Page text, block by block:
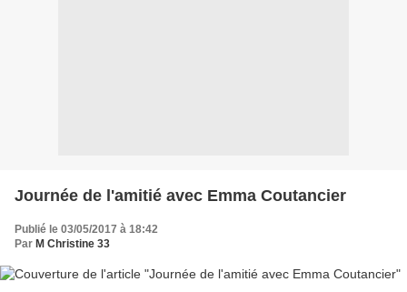
Journée de l'amitié avec Emma Coutancier
Publié le 03/05/2017 à 18:42
Par M Christine 33